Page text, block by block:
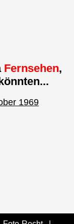
Fernsehen,
1969